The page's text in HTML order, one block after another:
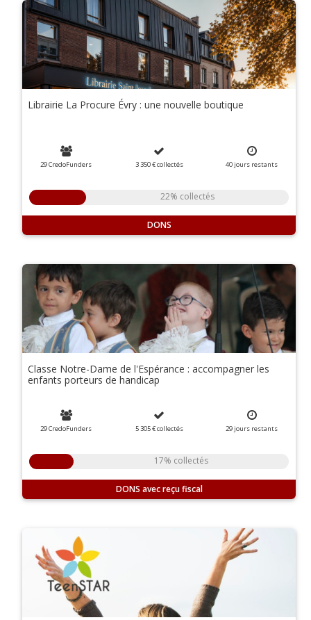
Librairie La Procure Évry : une nouvelle boutique
29 CredoFunders 3 350 €collectés 40jours restants
22% collectés
DONS
Classe Notre-Dame de l'Espérance : accompagner les
enfants porteurs de handicap
29 CredoFunders 5 305 €collectés 29jours restants
17% collectés
DONS